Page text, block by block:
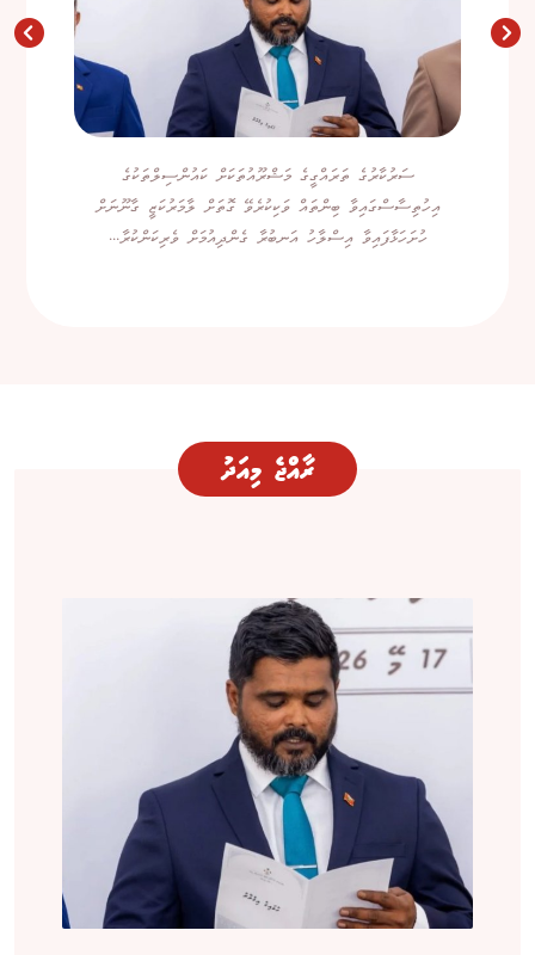
ސަރުކާރުގެ ތަރައްގީގެ މަޝްރޫއުތަކަށް ކައުންސިލްތަކުގެ
އިހުތިސާސްގައިވާ ބިންތައް ވަކިކުރެވޭ ގޮތަށް ލާމަރުކަޒީ ގާނޫނަށް
ހުށަހަޅާފައިވާ އިސްލާހު އަނބުރާ ގެންދިއުމަށް ވެރިކަންކުރާ...
ރާއްޖެ މިއަދު